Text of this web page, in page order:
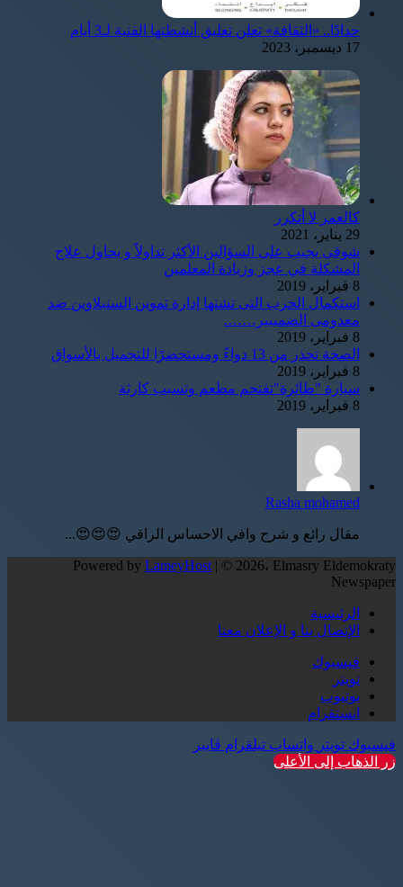
حدادًا.. «الثقافة» تعلن تعليق أنشطتها الفنية لـ3 أيام
17 ديسمبر، 2023
كالعمر لا أتكرر
29 يناير، 2021
شوقى يجيب على السؤالين الأكثر تداولاً و يحاول علاج
المشكلة في عجز وزيادة المعلمين
8 فبراير، 2019
استكمال الحرب التى تشنها إدارة تموين السنبلاوين ضد
معدومى الضمييير…….
8 فبراير، 2019
الصحة تحذر من 13 دواءً ومستحضرًا للتجميل بالأسواق
8 فبراير، 2019
سيارة "طائرة"تقتحم مطعم وتسبب كارثة
8 فبراير، 2019
Rasha mohamed
مقال رائع و شرح وافي الاحساس الراقي 😍😍😍...
Powered by LameyHost | © 2026، Elmasry Eldemokraty
Newspaper
الرئيسية
الإتصال بنا و الإعلان معنا
فيسبوك
تويتر
يوتيوب
انستقرام
فيسبوك تويتر واتساب تيلقرام ڤايبر
زر الذهاب إلى الأعلى